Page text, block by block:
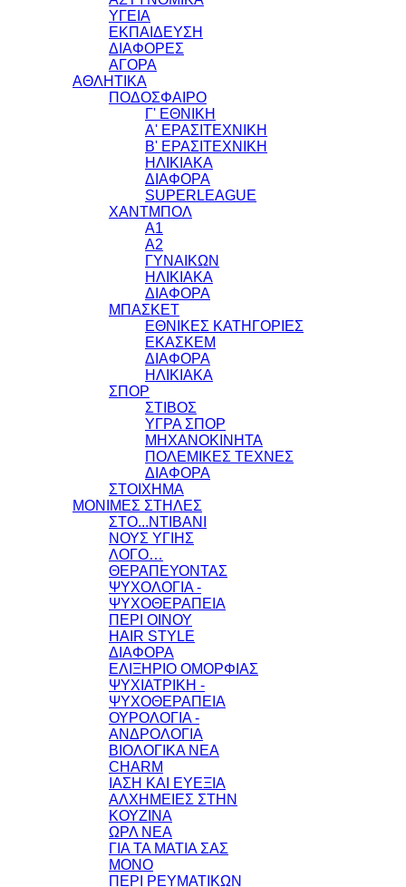
ΥΓΕΙΑ
ΕΚΠΑΙΔΕΥΣΗ
ΔΙΑΦΟΡΕΣ
ΑΓΟΡΑ
ΑΘΛΗΤΙΚΑ
ΠΟΔΟΣΦΑΙΡΟ
Γ' ΕΘΝΙΚΗ
Α' ΕΡΑΣΙΤΕΧΝΙΚΗ
Β' ΕΡΑΣΙΤΕΧΝΙΚΗ
ΗΛΙΚΙΑΚΑ
ΔΙΑΦΟΡΑ
SUPERLEAGUE
ΧΑΝΤΜΠΟΛ
Α1
Α2
ΓΥΝΑΙΚΩΝ
ΗΛΙΚΙΑΚΑ
ΔΙΑΦΟΡΑ
ΜΠΑΣΚΕΤ
ΕΘΝΙΚΕΣ ΚΑΤΗΓΟΡΙΕΣ
ΕΚΑΣΚΕΜ
ΔΙΑΦΟΡΑ
ΗΛΙΚΙΑΚΑ
ΣΠΟΡ
ΣΤΙΒΟΣ
ΥΓΡΑ ΣΠΟΡ
ΜΗΧΑΝΟΚΙΝΗΤΑ
ΠΟΛΕΜΙΚΕΣ ΤΕΧΝΕΣ
ΔΙΑΦΟΡΑ
ΣΤΟΙΧΗΜΑ
ΜΟΝΙΜΕΣ ΣΤΗΛΕΣ
ΣΤΟ...ΝΤΙΒΑΝΙ
ΝΟΥΣ ΥΓΙΗΣ
ΛΟΓΟ…
ΘΕΡΑΠΕΥΟΝΤΑΣ
ΨΥΧΟΛΟΓΙΑ -
ΨΥΧΟΘΕΡΑΠΕΙΑ
ΠΕΡΙ ΟΙΝΟΥ
HAIR STYLE
ΔΙΑΦΟΡΑ
ΕΛΙΞΗΡΙΟ ΟΜΟΡΦΙΑΣ
ΨΥΧΙΑΤΡΙΚΗ -
ΨΥΧΟΘΕΡΑΠΕΙΑ
ΟΥΡΟΛΟΓΙΑ -
ΑΝΔΡΟΛΟΓΙΑ
ΒΙΟΛΟΓΙΚΑ ΝΕΑ
CHARM
ΙΑΣΗ ΚΑΙ ΕΥΕΞΙΑ
ΑΛΧΗΜΕΙΕΣ ΣΤΗΝ
ΚΟΥΖΙΝΑ
ΩΡΛ ΝEA
ΓΙΑ ΤΑ ΜΑΤΙΑ ΣΑΣ
ΜΟΝΟ
ΠΕΡΙ ΡΕΥΜΑΤΙΚΩΝ